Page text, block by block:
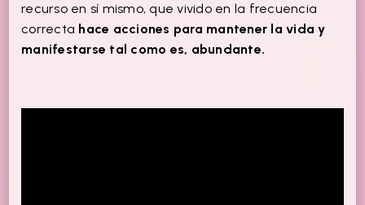
recurso en sí mismo, que vivido en la frecuencia
correcta hace acciones para mantener la vida y
manifestarse tal como es, abundante.